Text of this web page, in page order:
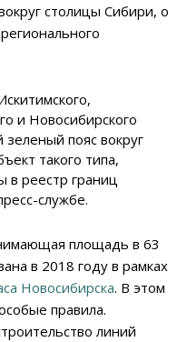
столицы Сибири, о
и Новосибирского
зеленый пояс вокруг
такого типа,
в реестр границ
службе.
площадь в 63
в 2018 году в рамках
Новосибирска. В этом
правила.
линий